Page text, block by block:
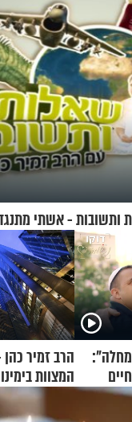
ותשובות - אשתי
מחלה":
הרב זמיר
המצוות בימינו